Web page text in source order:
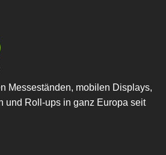
Messeständen, mobilen Displays,
und Roll-ups in ganz Europa seit